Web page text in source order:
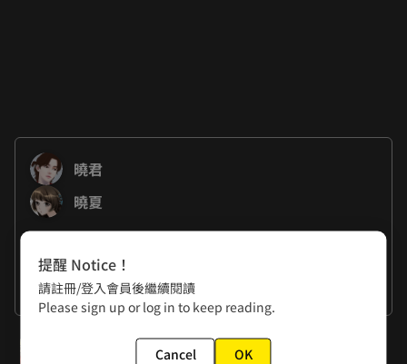
曉君
曉夏
曉君：為了畫這期酒吧戲，我努力回想自己的酒吧經驗……屈
指一算，竟然至少去過7次以上?!我不是足不出戶的阿宅嗎?!
(๑òᆺó๑)
曉夏：萍萍與石倚潔總算要有更進一步關係了嗎!!!????(´艸*)
看更多
提醒 Notice！
請註冊/登入會員後繼續閱讀
Please sign up or log in to keep reading.
Cancel OK